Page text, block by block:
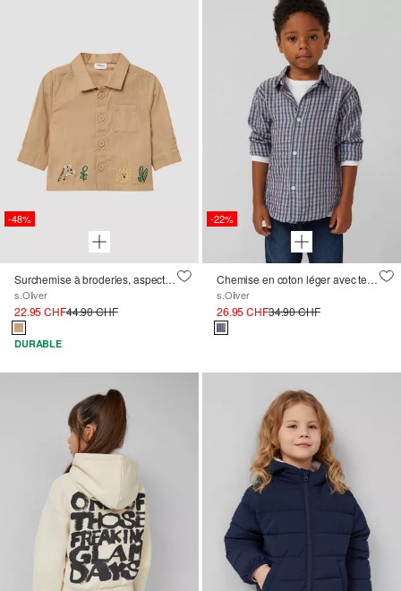
-48%
Surchemise à broderies, aspect lin
s.Oliver
22.95 CHF44.90 CHF
DURABLE
-22%
Chemise en coton léger avec texture et imprimé all-over
s.Oliver
26.95 CHF34.90 CHF